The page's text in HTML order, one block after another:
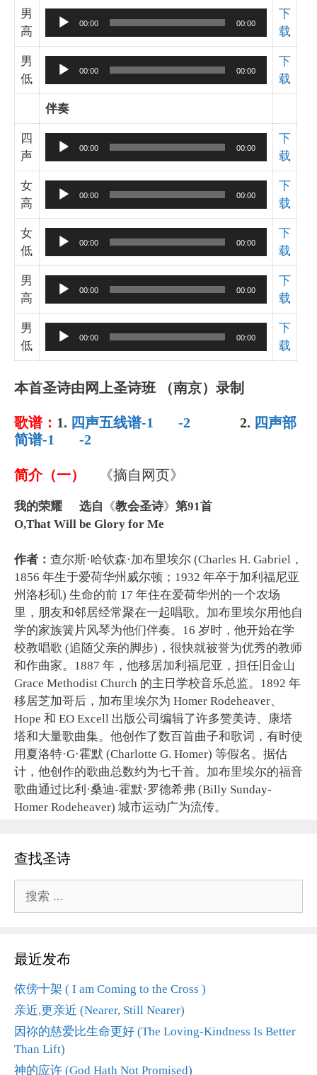
器
男
高
频
器
00:00 00:00
下
载
男
低
频
播
放
器
00:00 00:00
下
载
伴奏
四
声
频
器
00:00 00:00
下
载
女
高
频
器
00:00 00:00
下
载
女
低
频
器
00:00 00:00
下
载
男
高
频
器
00:00 00:00
下
载
男
低
频
放
00:00 00:00
下
载
本首圣诗由网上圣诗班 （南京）录制
歌谱： 1. 四声五线谱-1 -2 2. 四声部
简谱-1
-2
简介（一） 《摘自网页》
我的荣耀 选自 《教会圣诗》 第91首
O,That Will be Glory for Me
作者： 查尔斯·哈钦森·加布里埃尔 (Charles H. Gabriel，
1856 年生于爱荷华州威尔顿；1932 年卒于加利福尼亚
州洛杉矶) 生命的前 17 年住在爱荷华州的一个农场
里，朋友和邻居经常聚在一起唱歌。加布里埃尔用他自
学的家族簧片风琴为他们伴奏。16 岁时，他开始在学
校教唱歌 (追随父亲的脚步)，很快就被誉为优秀的教师
和作曲家。1887 年，他移居加利福尼亚，担任旧金山
Grace Methodist Church 的主日学校音乐总监。1892 年
移居芝加哥后，加布里埃尔为 Homer Rodeheaver、
Hope 和 EO Excell 出版公司编辑了许多赞美诗、康塔
塔和大量歌曲集。他创作了数百首曲子和歌词，有时使
用夏洛特·G·霍默 (Charlotte G. Homer) 等假名。据估
计，他创作的歌曲总数约为七千首。加布里埃尔的福音
歌曲通过比利·桑迪-霍默·罗德希弗 (Billy Sunday-
Homer Rodeheaver) 城市运动广为流传。
查找圣诗
索：
最近发布
依傍十架 ( I am Coming to the Cross )
亲近,更亲近 (Nearer, Still Nearer)
因祢的慈爱比生命更好 (The Loving-Kindness Is Better
Than Lift)
神的应许 (God Hath Not Promised)